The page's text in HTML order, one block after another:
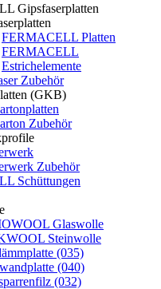
Gipsfaserplatten
FERMACELL Platten
FERMACELL
Estrichelemente
Zubehör
(GKB)
Zubehör
Zubehör
Schüttungen
Glaswolle
Steinwolle
(035)
(040)
(032)